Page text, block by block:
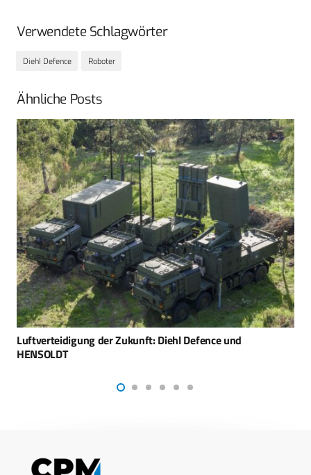
Verwendete Schlagwörter
Diehl Defence Roboter
Ähnliche Posts
HENSOLDT-Radare schützen deutsche Städte